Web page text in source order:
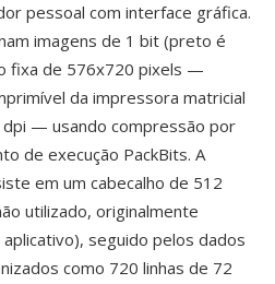
pessoal com interface gráfica.
imagens de 1 bit (preto é
fixa de 576x720 pixels —
da impressora matricial
— usando compressão por
de execução PackBits. A
em um cabecalho de 512
utilizado, originalmente
seguido pelos dados
como 720 linhas de 72